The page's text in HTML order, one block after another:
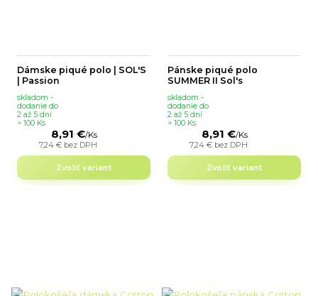
Dámske piqué polo | SOL'S
| Passion
8,91 €/Ks
7,24 € bez DPH
skladom -
dodanie do
2 až 5 dní
> 100 Ks
Zvoliť variant
Pánske piqué polo
SUMMER II Sol's
8,91 €/Ks
7,24 € bez DPH
skladom -
dodanie do
2 až 5 dní
> 100 Ks
Zvoliť variant